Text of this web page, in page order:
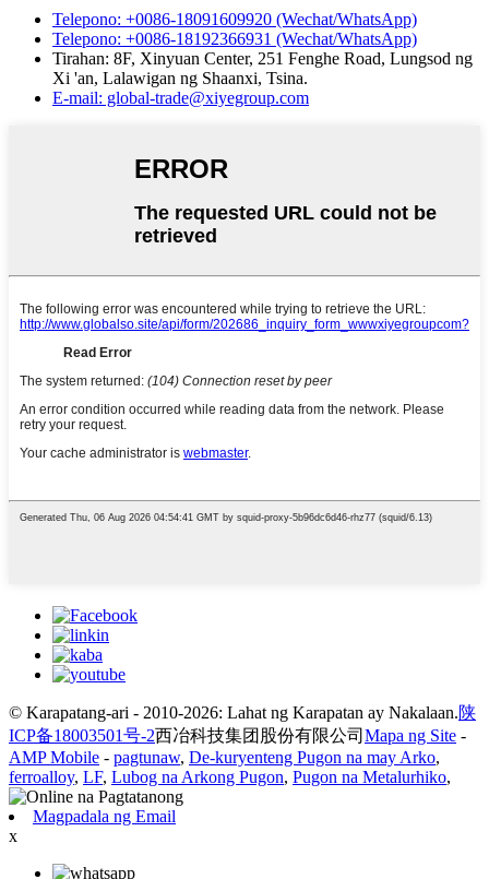
Telepono: +0086-18091609920 (Wechat/WhatsApp)
Telepono: +0086-18192366931 (Wechat/WhatsApp)
Tirahan: 8F, Xinyuan Center, 251 Fenghe Road, Lungsod ng
Xi 'an, Lalawigan ng Shaanxi, Tsina.
E-mail: global-trade@xiyegroup.com
© Karapatang-ari - 2010-2026: Lahat ng Karapatan ay Nakalaan.陕
ICP备18003501号-2西冶科技集团股份有限公司 Mapa ng Site -
AMP Mobile - pagtunaw, De-kuryenteng Pugon na may Arko,
ferroalloy, LF, Lubog na Arkong Pugon, Pugon na Metalurhiko,
Magpadala ng Email
x